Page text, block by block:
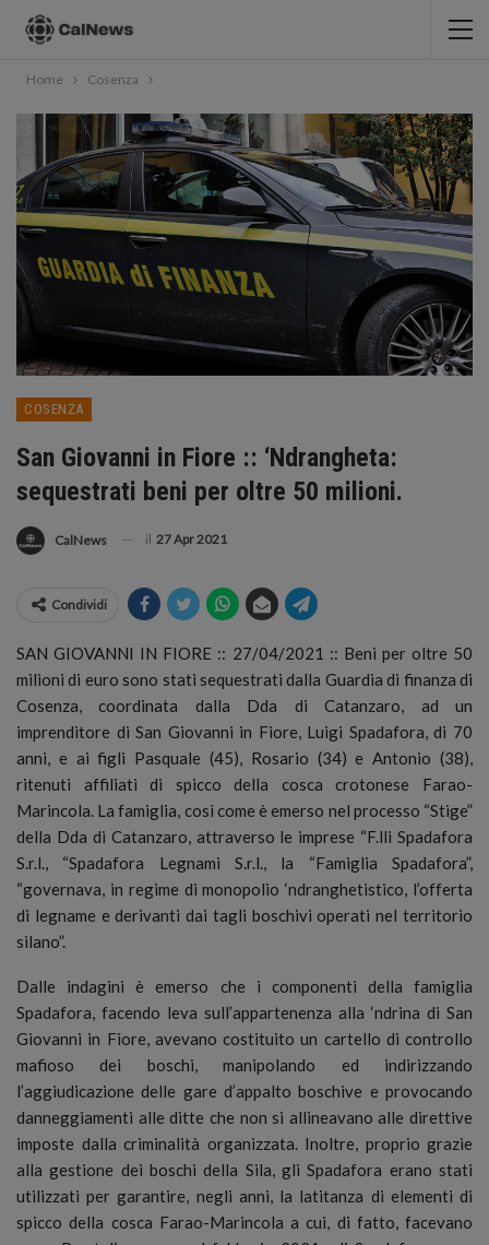
Home Cosenza
COSENZA
San Giovanni in Fiore :: ‘Ndrangheta:
sequestrati beni per oltre 50 milioni.
CalNews il 27 Apr 2021
Condividi
SAN GIOVANNI IN FIORE :: 27/04/2021 :: Beni per oltre 50
milioni di euro sono stati sequestrati dalla Guardia di finanza di
Cosenza, coordinata dalla Dda di Catanzaro, ad un
imprenditore di San Giovanni in Fiore, Luigi Spadafora, di 70
anni, e ai figli Pasquale (45), Rosario (34) e Antonio (38),
ritenuti affiliati di spicco della cosca crotonese Farao-
Marincola. La famiglia, così come è emerso nel processo “Stige”
della Dda di Catanzaro, attraverso le imprese “F.lli Spadafora
S.r.l., “Spadafora Legnami S.r.l., la “Famiglia Spadafora”,
“governava, in regime di monopolio ‘ndranghetistico, l’offerta
di legname e derivanti dai tagli boschivi operati nel territorio
silano”.
Dalle indagini è emerso che i componenti della famiglia
Spadafora, facendo leva sull’appartenenza alla ‘ndrina di San
Giovanni in Fiore, avevano costituito un cartello di controllo
mafioso dei boschi, manipolando ed indirizzando
l’aggiudicazione delle gare d’appalto boschive e provocando
danneggiamenti alle ditte che non si allineavano alle direttive
imposte dalla criminalità organizzata. Inoltre, proprio grazie
alla gestione dei boschi della Sila, gli Spadafora erano stati
utilizzati per garantire, negli anni, la latitanza di elementi di
spicco della cosca Farao-Marincola a cui, di fatto, facevano